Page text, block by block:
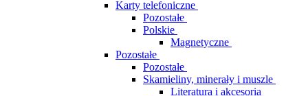
Karty telefoniczne
Pozostałe
Polskie
Magnetyczne
Pozostałe
Pozostałe
Skamieliny, minerały i muszle
Literatura i akcesoria